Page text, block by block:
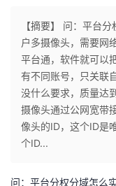
个
人
主
页
我
的
开
我
的
我
【摘要】 问：平台
户多摄像头，需要网
平台通，软件就可以
有不同账号，只关联
没什么要求，质量达
摄像头通过公网宽带
像头的ID，这个ID是
个ID...
问：平台分权分域怎么